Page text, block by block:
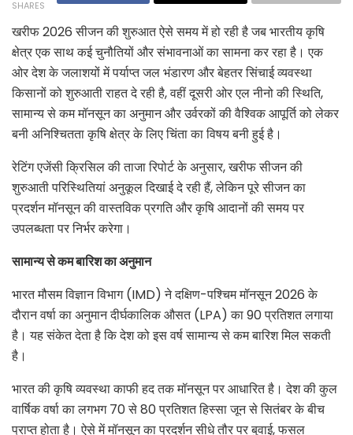
SHARES
खरीफ 2026 सीजन की शुरुआत ऐसे समय में हो रही है जब भारतीय कृषि
क्षेत्र एक साथ कई चुनौतियों और संभावनाओं का सामना कर रहा है। एक
ओर देश के जलाशयों में पर्याप्त जल भंडारण और बेहतर सिंचाई व्यवस्था
किसानों को शुरुआती राहत दे रही है, वहीं दूसरी ओर एल नीनो की स्थिति,
सामान्य से कम मॉनसून का अनुमान और उर्वरकों की वैश्विक आपूर्ति को लेकर
बनी अनिश्चितता कृषि क्षेत्र के लिए चिंता का विषय बनी हुई है।
रेटिंग एजेंसी क्रिसिल की ताजा रिपोर्ट के अनुसार, खरीफ सीजन की
शुरुआती परिस्थितियां अनुकूल दिखाई दे रही हैं, लेकिन पूरे सीजन का
प्रदर्शन मॉनसून की वास्तविक प्रगति और कृषि आदानों की समय पर
उपलब्धता पर निर्भर करेगा।
सामान्य से कम बारिश का अनुमान
भारत मौसम विज्ञान विभाग (IMD) ने दक्षिण-पश्चिम मॉनसून 2026 के
दौरान वर्षा का अनुमान दीर्घकालिक औसत (LPA) का 90 प्रतिशत लगाया
है। यह संकेत देता है कि देश को इस वर्ष सामान्य से कम बारिश मिल सकती
है।
भारत की कृषि व्यवस्था काफी हद तक मॉनसून पर आधारित है। देश की कुल
वार्षिक वर्षा का लगभग 70 से 80 प्रतिशत हिस्सा जून से सितंबर के बीच
प्राप्त होता है। ऐसे में मॉनसून का प्रदर्शन सीधे तौर पर बुवाई, फसल